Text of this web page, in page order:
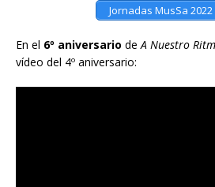
Jornadas MusSa 2022
En el 6º aniversario deA Nuestro
vídeo del 4º aniversario: